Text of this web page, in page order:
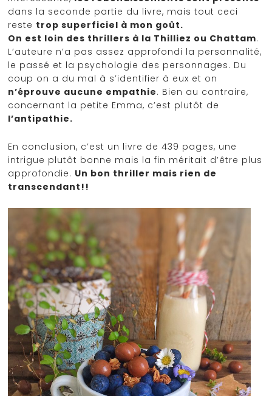
dans la seconde partie du livre, mais tout ceci
reste trop superficiel à mon goût.
On est loin des thrillers à la Thilliez ou Chattam.
L’auteure n’a pas assez approfondi la personnalité,
le passé et la psychologie des personnages. Du
coup on a du mal à s’identifier à eux et on
n’éprouve aucune empathie. Bien au contraire,
concernant la petite Emma, c’est plutôt de
l’antipathie.
En conclusion, c’est un livre de 439 pages, une
intrigue plutôt bonne mais la fin méritait d’être plus
approfondie. Un bon thriller mais rien de
transcendant!!